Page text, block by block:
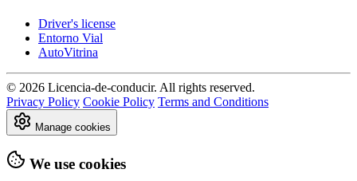
Driver's license
Entorno Vial
AutoVitrina
© 2026 Licencia-de-conducir. All rights reserved.
Privacy Policy Cookie Policy Terms and Conditions
Manage cookies
We use cookies